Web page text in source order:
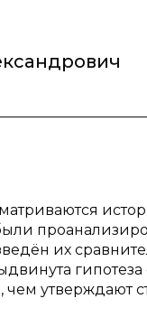
их
чем утверждают